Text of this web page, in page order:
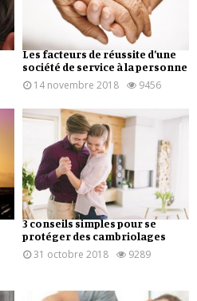
Les facteurs de réussite d’une
société de service à la personne
14 novembre 2018
9456
3 conseils simples pour se
protéger des cambriolages
31 octobre 2018
9289